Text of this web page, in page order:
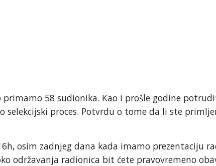
primamo 58 sudionika. Kao i prošle godine
selekcijski proces. Potvrdu o tome da li ste
osim zadnjeg dana kada imamo prezentaciju
održavanja radionica bit ćete pravovremeno